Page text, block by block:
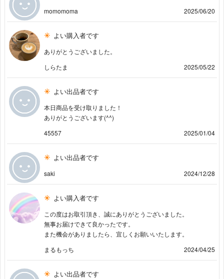
momomoma 2025/06/20
よい購入者です
ありがとうございました。
しらたま
2025/05/22
よい出品者です
本日商品を受け取りました！
ありがとうございます(^^)
45557
2025/01/04
よい出品者です
saki 2024/12/28
よい購入者です
この度はお取引頂き、誠にありがとうございました。
無事お届けできて良かったです。
また機会がありましたら、宜しくお願いいたします。
まるもっち
2024/04/25
よい出品者です